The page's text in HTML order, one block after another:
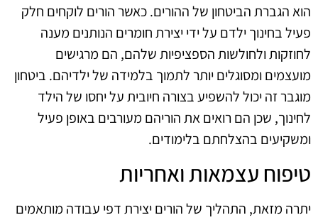
הוא הגברת הביטחון של ההורים. כאשר הורים לוקחים חלק
פעיל בחינוך ילדם על ידי יצירת חומרים הנותנים מענה
לחוזקות ולחולשות הספציפיות שלהם, הם מרגישים
מועצמים ומסוגלים יותר לתמוך בלמידה של ילדיהם. ביטחון
מוגבר זה יכול להשפיע בצורה חיובית על יחסו של הילד
לחינוך, שכן הם רואים את הוריהם מעורבים באופן פעיל
ומשקיעים בהצלחתם בלימודים.
טיפוח עצמאות ואחריות
יתרה מזאת, התהליך של הורים יצירת דפי עבודה מותאמים